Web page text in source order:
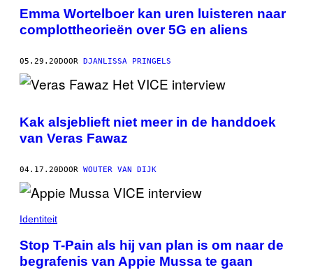
Emma Wortelboer kan uren luisteren naar
complottheorieën over 5G en aliens
05.29.20DOOR DJANLISSA PRINGELS
Kak alsjeblieft niet meer in de handdoek
van Veras Fawaz
04.17.20DOOR WOUTER VAN DIJK
Identiteit
Stop T-Pain als hij van plan is om naar de
begrafenis van Appie Mussa te gaan